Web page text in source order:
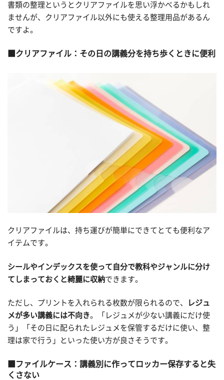
書類の整理というとクリアファイルを思い浮かべるかもしれ
ませんが、クリアファイル以外にも使える整理用品があるん
ですよ。
クリアファイル：その日の講義分を持ち歩くときに便利
クリアファイルは、持ち運びが簡単にできてとても便利なア
イテムです。
シールやインデックスを使って自分で教科やジャンルに分け
てしまっておくと綺麗に収納できます。
ただし、プリントを入れられる枚数が限られるので、
レジュ
メが多い講義には不向き。「レジュメが少ない講義にだけ使
う」「その日に配られたレジュメを保管するだけに使い、整
理は家で行う」といった使い方が良さそうです。
ファイルケース：講義別に作ってロッカー保存すると失
くさない